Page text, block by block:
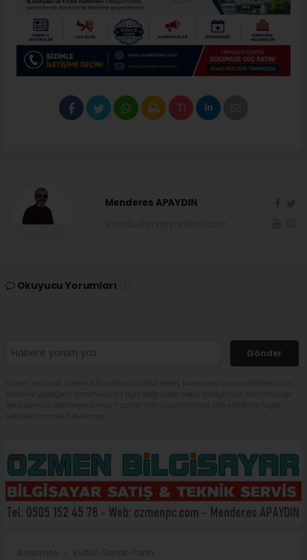
Menderes APAYDIN
Okuyucu Yorumları
Gönder